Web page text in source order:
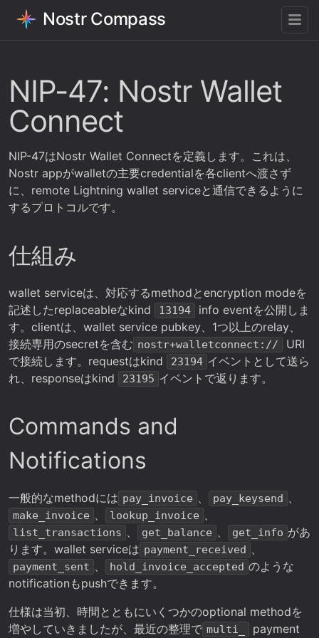
Nostr Compass
NIP-47: Nostr Wallet
Connect
NIP-47はNostr Wallet Connectを定義します。これは、
Nostr appがwalletの主要credentialを各clientへ渡さず
に、remote Lightning wallet serviceと通信できるように
するプロトコルです。
仕組み
wallet serviceは、対応するmethodとencryption modeを
記述したreplaceableなkind
13194
info eventを公開しま
す。clientは、wallet service pubkey、1つ以上のrelay、
接続専用のsecretを含む nostr+walletconnect://
URI
で接続します。requestはkind
23194 イベントとして送ら
れ、responseはkind
23195 イベントで返ります。
Commands and
Notifications
一般的なmethodには pay_invoice pay_keysend
make_invoice lookup_invoice
list_transactions get_balance get_info があ
ります。wallet serviceは payment_received
payment_sent hold_invoice_accepted のような
notificationもpushできます。
仕様は当初、時間とともにいくつかのoptional methodを
増やしていきましたが、最近の整理で multi_ payment